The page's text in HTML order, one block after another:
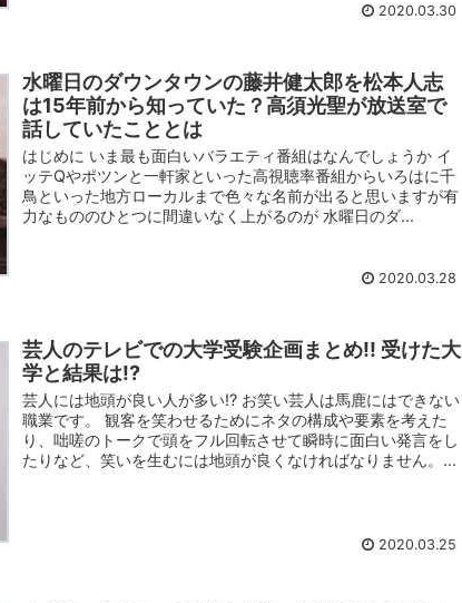
2020.03.30
水曜日のダウンタウンの藤井健太郎を松本人志
は15年前から知っていた？高須光聖が放送室で
話していたこととは
はじめに いま最も面白いバラエティ番組はなんでしょうか イ
ッテQやポツンと一軒家といった高視聴率番組からいろはに千
鳥といった地方ローカルまで色々な名前が出ると思いますが有
力なもののひとつに間違いなく上がるのが 水曜日のダ...
2020.03.28
芸人のテレビでの大学受験企画まとめ!! 受けた大
学と結果は!?
芸人には地頭が良い人が多い!? お笑い芸人は馬鹿にはできない
職業です。 観客を笑わせるためにネタの構成や要素を考えた
り、咄嗟のトークで頭をフル回転させて瞬時に面白い発言をし
たりなど、笑いを生むには地頭が良くなければなりません。...
2020.03.25